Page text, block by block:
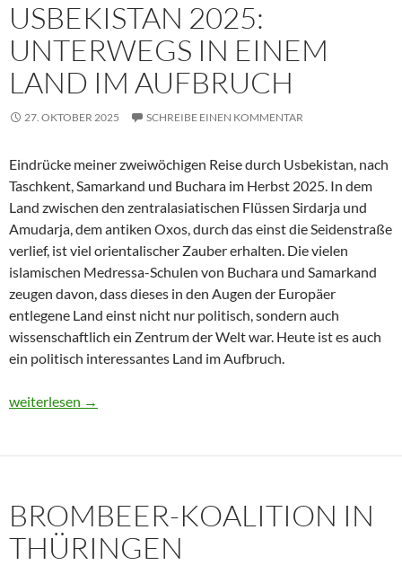
USBEKISTAN 2025:
UNTERWEGS IN EINEM
LAND IM AUFBRUCH
27. OKTOBER 2025 SCHREIBE EINEN KOMMENTAR
Eindrücke meiner zweiwöchigen Reise durch Usbekistan, nach
Taschkent, Samarkand und Buchara im Herbst 2025. In dem
Land zwischen den zentralasiatischen Flüssen Sirdarja und
Amudarja, dem antiken Oxos, durch das einst die Seidenstraße
verlief, ist viel orientalischer Zauber erhalten. Die vielen
islamischen Medressa-Schulen von Buchara und Samarkand
zeugen davon, dass dieses in den Augen der Europäer
entlegene Land einst nicht nur politisch, sondern auch
wissenschaftlich ein Zentrum der Welt war. Heute ist es auch
ein politisch interessantes Land im Aufbruch.
Usbekistan 2025: Unterwegs in einem Land im Aufbruch
weiterlesen →
BROMBEER-KOALITION IN
THÜRINGEN